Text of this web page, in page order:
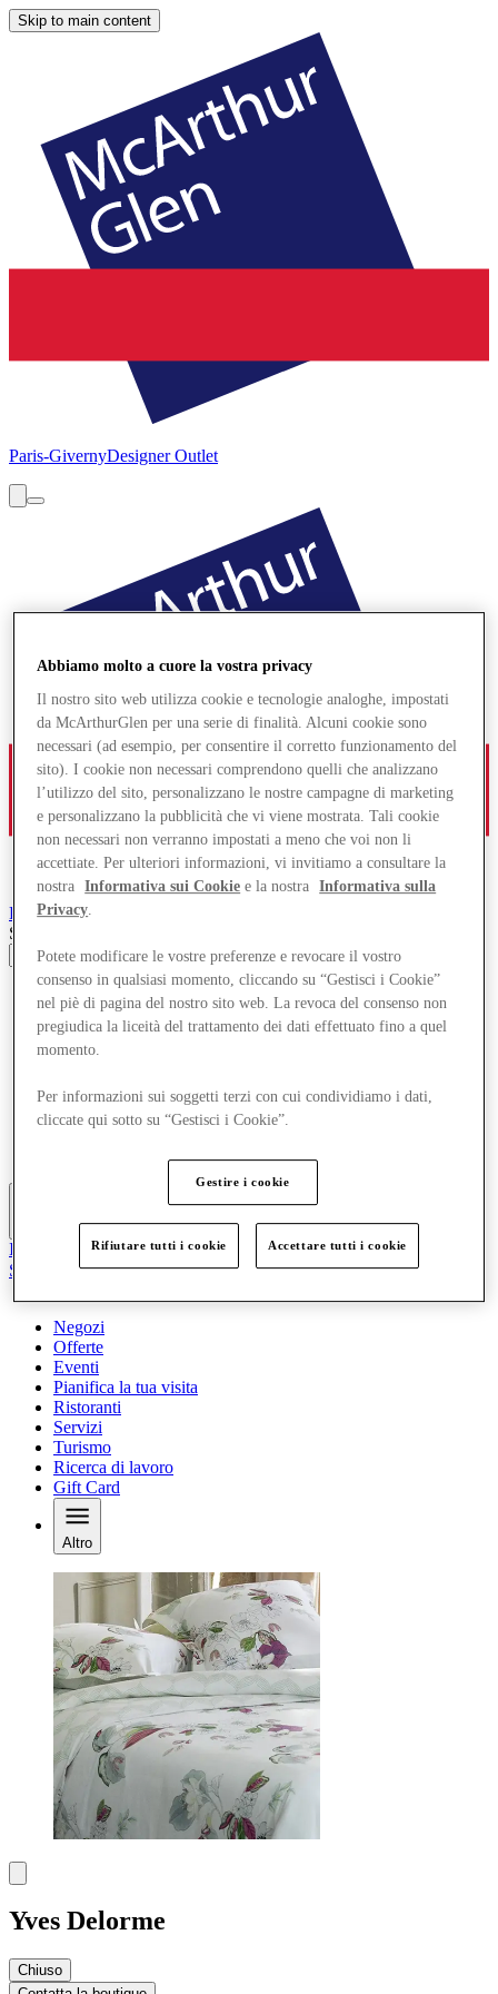
Skip to main content
Paris-GivernyDesigner Outlet
Paris-Giverny
Search input
Negozi
Offerte
Eventi
Pianifica la tua visita
Servizi
Turismo
Ricerca di lavoro
Il Club
Salvata
Negozi
Offerte
Eventi
Pianifica la tua visita
Ristoranti
Servizi
Turismo
Ricerca di lavoro
Gift Card
Altro
Yves Delorme
Chiuso
Abbiamo molto a cuore la vostra privacy
Il nostro sito web utilizza cookie e tecnologie analoghe, impostati
da McArthurGlen per una serie di finalità. Alcuni cookie sono
necessari (ad esempio, per consentire il corretto funzionamento del
sito). I cookie non necessari comprendono quelli che analizzano
l’utilizzo del sito, personalizzano le nostre campagne di marketing
e personalizzano la pubblicità che vi viene mostrata. Tali cookie
non necessari non verranno impostati a meno che voi non li
accettiate. Per ulteriori informazioni, vi invitiamo a consultare la
nostra
Informativa sui Cookie e la nostra
Informativa sulla
Privacy.
Potete modificare le vostre preferenze e revocare il vostro
consenso in qualsiasi momento, cliccando su “Gestisci i Cookie”
nel piè di pagina del nostro sito web. La revoca del consenso non
pregiudica la liceità del trattamento dei dati effettuato fino a quel
momento.
Per informazioni sui soggetti terzi con cui condividiamo i dati,
cliccate qui sotto su “Gestisci i Cookie”.
Gestire i cookie
Rifiutare tutti i cookie Accettare tutti i cookie